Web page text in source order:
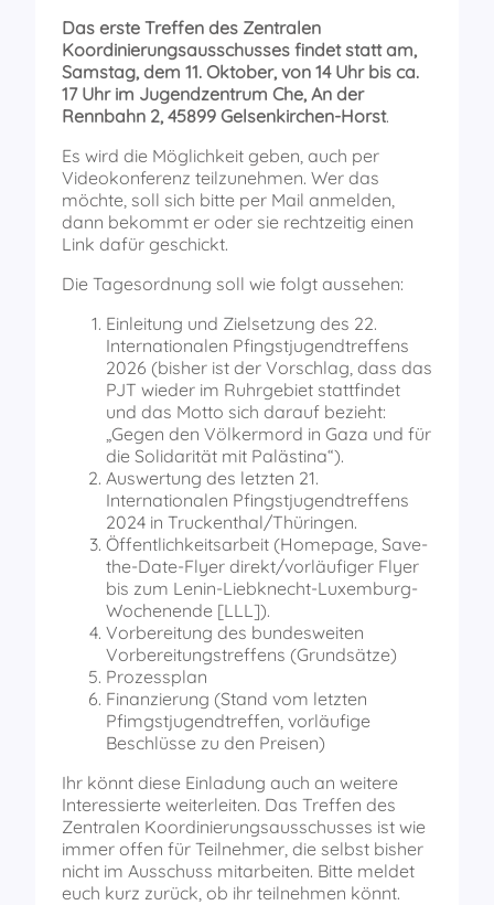
Das erste Treffen des Zentralen
Koordinierungsausschusses findet statt am,
Samstag, dem 11. Oktober, von 14 Uhr bis ca.
17 Uhr im Jugendzentrum Che, An der
Rennbahn 2, 45899 Gelsenkirchen-Horst.
Es wird die Möglichkeit geben, auch per
Videokonferenz teilzunehmen. Wer das
möchte, soll sich bitte per Mail anmelden,
dann bekommt er oder sie rechtzeitig einen
Link dafür geschickt.
Die Tagesordnung soll wie folgt aussehen:
Einleitung und Zielsetzung des 22.
Internationalen Pfingstjugendtreffens
2026 (bisher ist der Vorschlag, dass das
PJT wieder im Ruhrgebiet stattfindet
und das Motto sich darauf bezieht:
„Gegen den Völkermord in Gaza und für
die Solidarität mit Palästina“).
Auswertung des letzten 21.
Internationalen Pfingstjugendtreffens
2024 in Truckenthal/Thüringen.
Öffentlichkeitsarbeit (Homepage, Save-
the-Date-Flyer direkt/vorläufiger Flyer
bis zum Lenin-Liebknecht-Luxemburg-
Wochenende [LLL]).
Vorbereitung des bundesweiten
Vorbereitungstreffens (Grundsätze)
Prozessplan
Finanzierung (Stand vom letzten
Pfimgstjugendtreffen, vorläufige
Beschlüsse zu den Preisen)
Ihr könnt diese Einladung auch an weitere
Interessierte weiterleiten. Das Treffen des
Zentralen Koordinierungsausschusses ist wie
immer offen für Teilnehmer, die selbst bisher
nicht im Ausschuss mitarbeiten. Bitte meldet
euch kurz zurück, ob ihr teilnehmen könnt.